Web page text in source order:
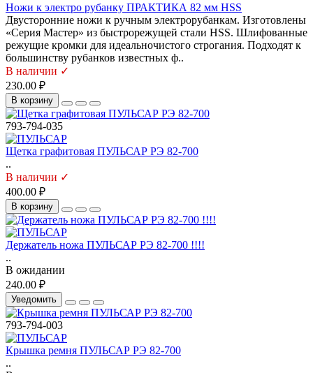
Ножи к электро рубанку ПРАКТИКА 82 мм HSS
Двусторонние ножи к ручным электрорубанкам. Изготовлены
«Серия Мастер» из быстрорежущей стали HSS. Шлифованные
режущие кромки для идеальночистого строгания. Подходят к
большинству рубанков известных ф..
В наличии ✓
230.00 ₽
В корзину
793-794-035
Щетка графитовая ПУЛЬСАР РЭ 82-700
..
В наличии ✓
400.00 ₽
В корзину
Держатель ножа ПУЛЬСАР РЭ 82-700 !!!!
..
В ожидании
240.00 ₽
Уведомить
793-794-003
Крышка ремня ПУЛЬСАР РЭ 82-700
..